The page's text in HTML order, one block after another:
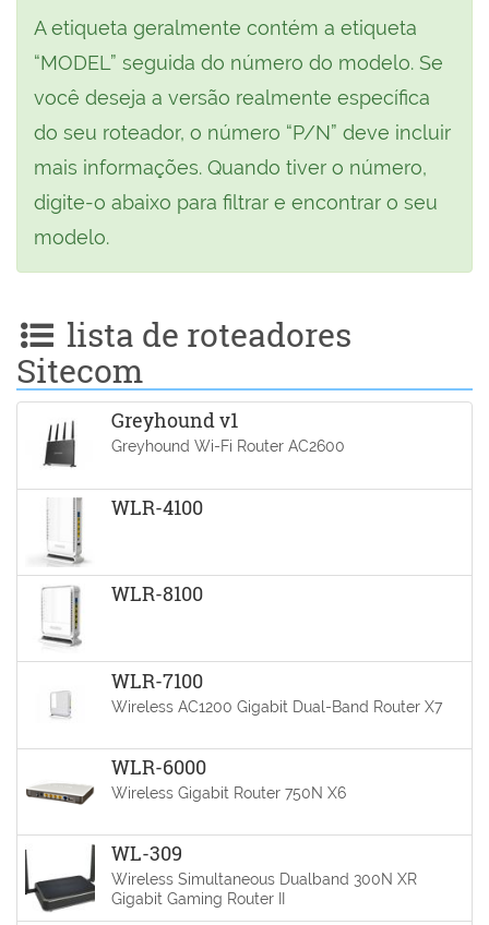
A etiqueta geralmente contém a etiqueta
“MODEL” seguida do número do modelo. Se
você deseja a versão realmente específica
do seu roteador, o número “P/N” deve incluir
mais informações. Quando tiver o número,
digite-o abaixo para filtrar e encontrar o seu
modelo.
lista de roteadores
Sitecom
Greyhound v1
Greyhound Wi-Fi Router AC2600
WLR-4100
WLR-8100
WLR-7100
Wireless AC1200 Gigabit Dual-Band Router X7
WLR-6000
Wireless Gigabit Router 750N X6
WL-309
Wireless Simultaneous Dualband 300N XR
Gigabit Gaming Router II